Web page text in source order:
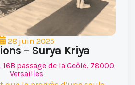
28 juin 2025
– Surya Kriya
16B passage de la Geôle, 78000
Versailles